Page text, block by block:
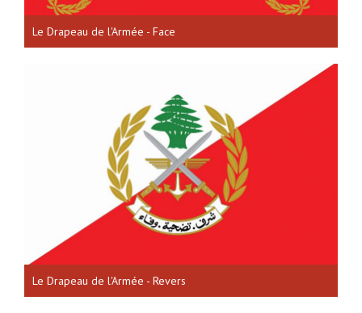
Le Drapeau de l'Armée - Face
Le Drapeau de l'Armée - Revers